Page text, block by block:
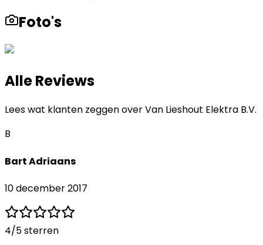
Foto's
Alle Reviews
Lees wat klanten zeggen overVan Lieshout Elektra B.V.
B
Bart Adriaans
10 december 2017
4/5 sterren